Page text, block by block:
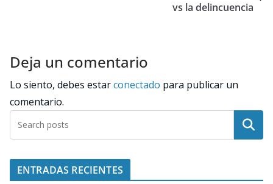
vs la delincuencia
Deja un comentario
Lo siento, debes estarconectado para publicar un
comentario.
Buscar
ENTRADAS RECIENTES